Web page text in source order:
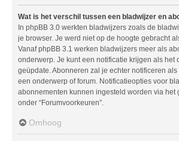
Wat is het verschil tussen een bladwijzer en
In phpBB 3.0 werkten bladwijzers zoals de
je browser. Je werd niet op de hoogte gebracht
Vanaf phpBB 3.1 werken bladwijzers meer als
onderwerp. Je kunt een notificatie krijgen als het
geüpdate. Abonneren zal je echter notificeren
een onderwerp of forum. Notificatieopties voor
abonnementen kunnen ingesteld worden via het
onder “Forumvoorkeuren”.
Omhoog